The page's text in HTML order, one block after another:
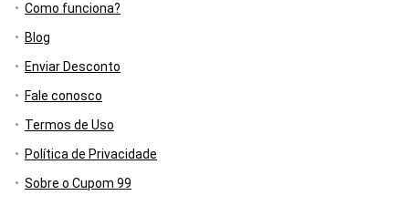
Como funciona?
Blog
Enviar Desconto
Fale conosco
Termos de Uso
Política de Privacidade
Sobre o Cupom 99